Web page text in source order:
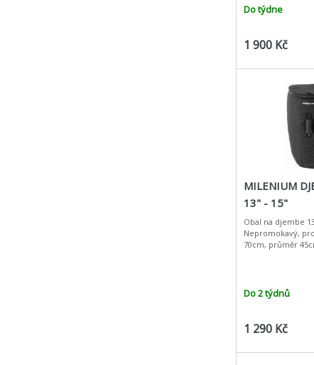
kvalitního nylonu
polstr, vybaveno
Do týdne
1 900 Kč
MILENIUM
13" - 15"
Obal na djembe
Nepromokavý,
70cm, průměr
Do 2 týdnů
1 290 Kč